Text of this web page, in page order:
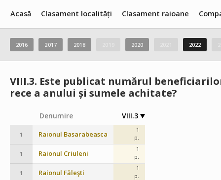
Acasă Clasament localități Clasament raioane
2016 2017 2018 2020 2022
VIII.3. Este publicat numărul
rece a anului și sumele achitate?
Denumire VIII.3
1 Raionul Basarabeasca
1
p.
1 Raionul Criuleni
1
p.
1 Raionul Făleşti
1
p.